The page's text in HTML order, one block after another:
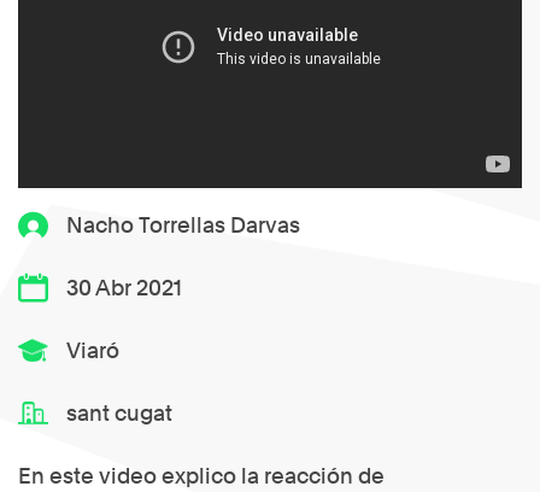
Nacho Torrellas Darvas
30 Abr 2021
Viaró
sant cugat
En este video explico la reacción de